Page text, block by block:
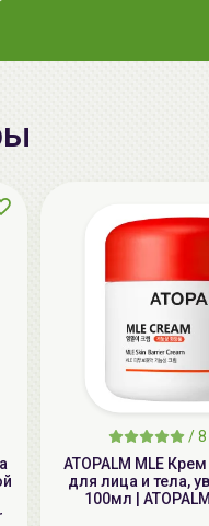
27.38 руб. -26%
/
ATOPALM MLE
для лица и тела,
100мл |